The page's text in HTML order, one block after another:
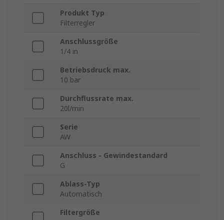
Produkt Typ
Filterregler
Anschlussgröße
1/4 in
Betriebsdruck max.
10 bar
Durchflussrate max.
20l/min
Serie
AW
Anschluss - Gewindestandard
G
Ablass-Typ
Automatisch
Filtergröße